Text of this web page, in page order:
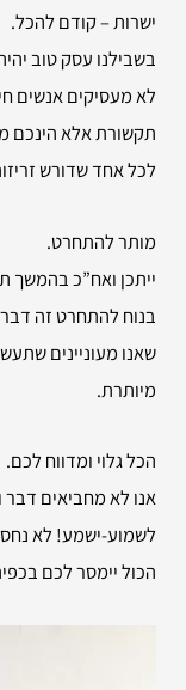
ישרות – קודם להכל.
בשבילנו עסק טוב
לא מעסיקים אנשים
תקשורת אלא הינכם
לכל אחד שדורש
מותר להתחרט.
ייתכן ואח”כ בהמשך
בנוח להתחרט זה דבר
שאנו מעוניינים
מיותרת.
הכל גלוי ומדווח לכם.
אנו לא מחביאים
לשמוע-ישמע! לא
הכול יימסר לכם